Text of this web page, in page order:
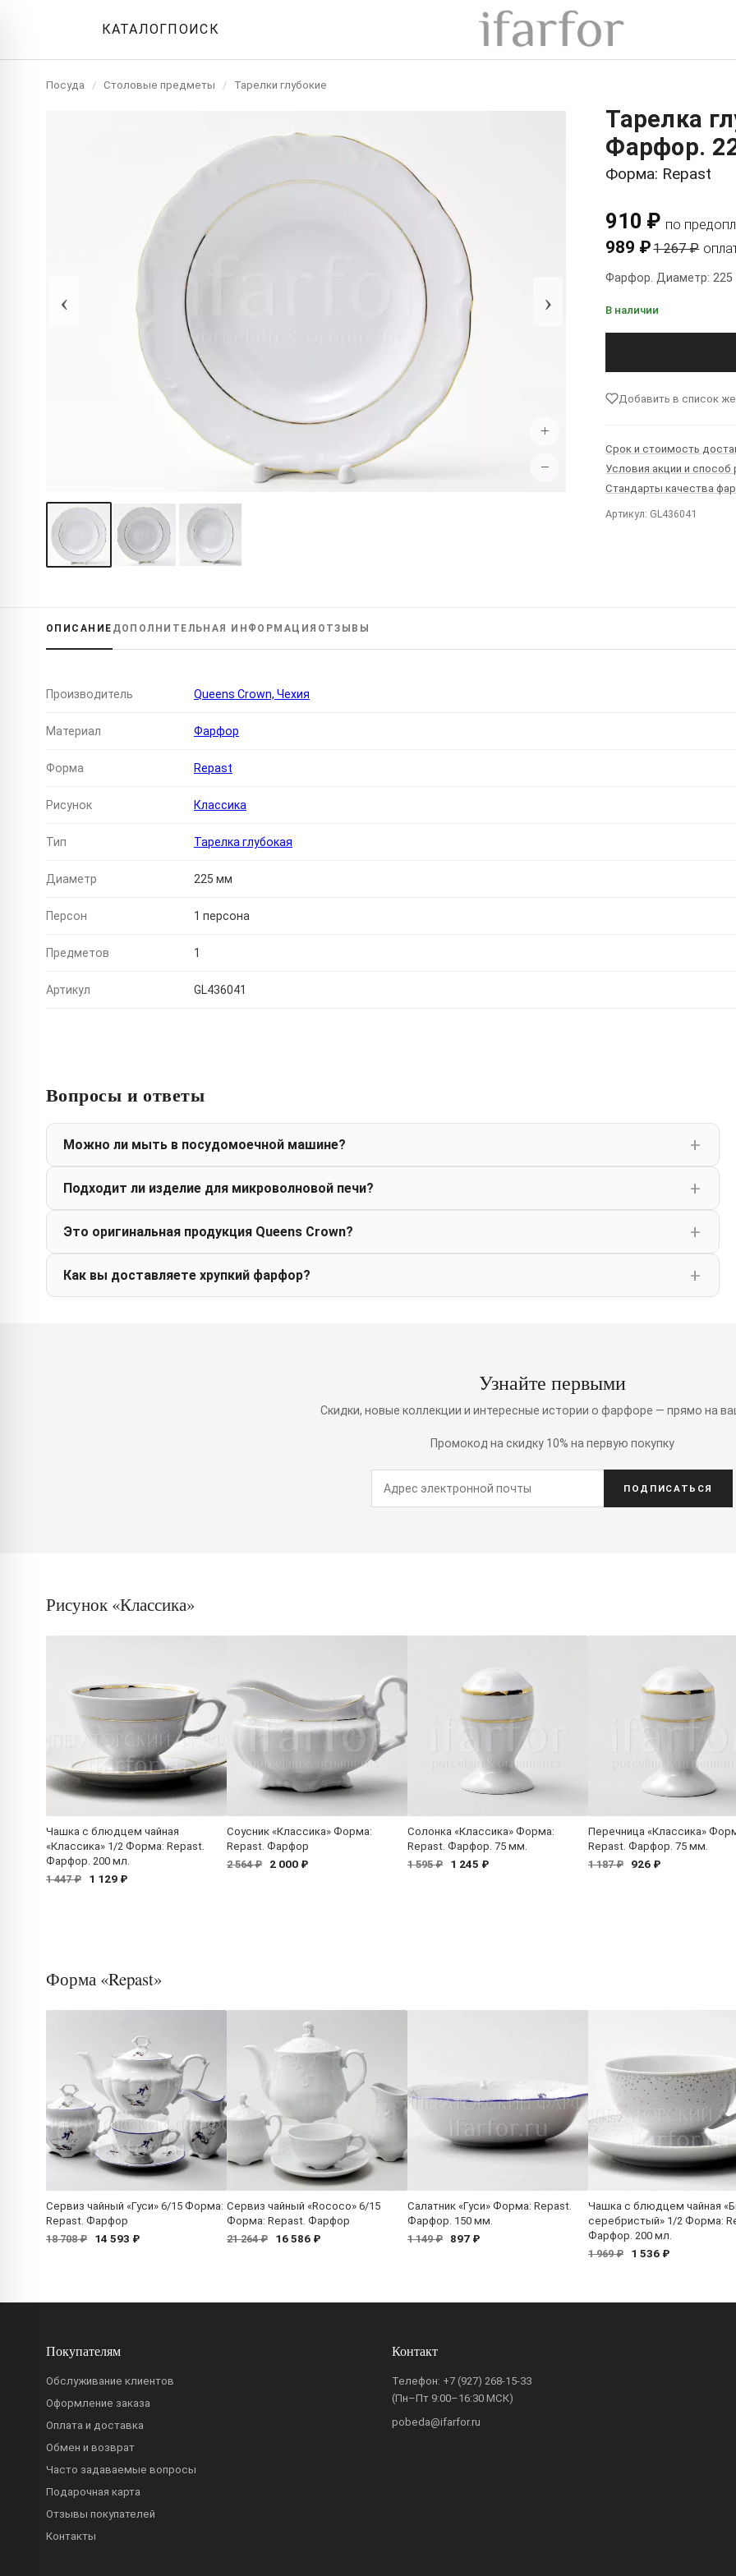
КАТАЛОГПОИСК
Посуда / Столовые предметы / Тарелки глубокие
‹ ›
+
−
Тарелка
Фарфор.
Форма: Repast
910 ₽ по
989 ₽1 267 ₽
Фарфор. Диаметр:
В наличии
Добавить в список
Срок и стоимость
Условия акции и способ
Стандарты качества
Артикул: GL436041
ОПИСАНИЕ ДОПОЛНИТЕЛЬНАЯ ИНФОРМАЦИЯ ОТЗЫВЫ
Производитель Queens Crown, Чехия
Материал Фарфор
Форма Repast
Рисунок Классика
Тип Тарелка глубокая
Диаметр 225 мм
Персон 1 персона
Предметов 1
Артикул GL436041
Вопросы и ответы
Можно ли мыть в посудомоечной машине?
Подходит ли изделие для микроволновой печи?
Это оригинальная продукция Queens Crown?
Как вы доставляете хрупкий фарфор?
Узнайте первыми
Скидки, новые коллекции и интересные истории о фарфоре — прямо на
Промокод на скидку 10% на первую покупку
ПОДПИСАТЬСЯ
Рисунок «Классика»
Чашка с блюдцем чайная
«Классика» 1/2 Форма: Repast.
Фарфор. 200 мл.
1 447 ₽
1 129 ₽
Соусник «Классика» Форма:
Repast. Фарфор
2 564 ₽
2 000 ₽
Солонка «Классика» Форма:
Repast. Фарфор. 75 мм.
1 595 ₽
1 245 ₽
Перечница «Классика»
Repast. Фарфор. 75 мм.
1 187 ₽
926 ₽
Форма «Repast»
Сервиз чайный «Гуси» 6/15 Форма:
Repast. Фарфор
18 708 ₽
14 593 ₽
Сервиз чайный «Rococo» 6/15
Форма: Repast. Фарфор
21 264 ₽
16 586 ₽
Салатник «Гуси» Форма: Repast.
Фарфор. 150 мм.
1 149 ₽
897 ₽
Чашка с блюдцем чайная
серебристый» 1/2 Форма:
Фарфор. 200 мл.
1 969 ₽
1 536 ₽
Покупателям
Обслуживание клиентов
Оформление заказа
Оплата и доставка
Обмен и возврат
Часто задаваемые вопросы
Подарочная карта
Отзывы покупателей
Контакты
Контакт
Телефон: +7 (927) 268-15-33
(Пн–Пт 9:00–16:30 МСК)
pobeda@ifarfor.ru